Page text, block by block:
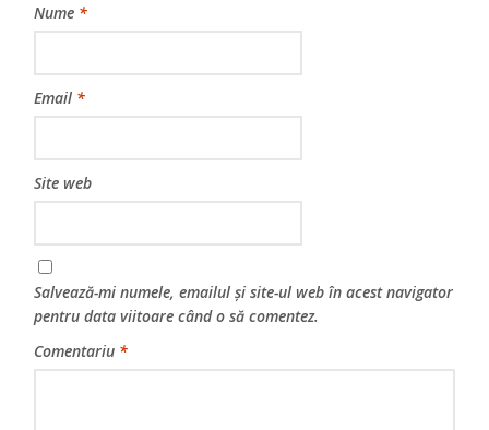
Nume *
Email *
Site web
Salvează-mi numele, emailul și site-ul web în acest navigator
pentru data viitoare când o să comentez.
Comentariu *